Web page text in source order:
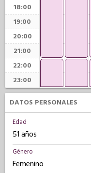
18:00
19:00
20:00
21:00
22:00
23:00
DATOS PERSONALES
Edad
51 años
Género
Femenino